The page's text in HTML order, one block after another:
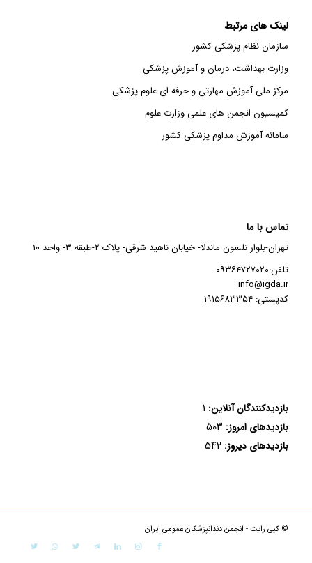
لینک های مرتبط
سازمان نظام پزشکی کشور
وزارت بهداشت، درمان و آموزش پزشکی
مرکز ملی آموزش مهارتی و حرفه ای علوم پزشکی
کمیسیون انجمن های علمی وزارت علوم
سامانه آموزش مداوم پزشکی کشور
تماس با ما
تهران-بلوار نلسون ماندلا- خیابان ناهید شرقی- پلاک ۲-طبقه ۳- واحد ۱۰
تلفن:۰۹۳۶۴۷۲۷۰۲۰
info@igda.ir
کدپستی: ۱۹۱۵۶۸۳۳۵۴
بازدیدکنندگان آنلاین: ۱
بازدیدهای امروز: ۵۰۳
بازدیدهای دیروز: ۵۴۲
© کپی رایت - انجمن دندانپزشکان عمومی ایران